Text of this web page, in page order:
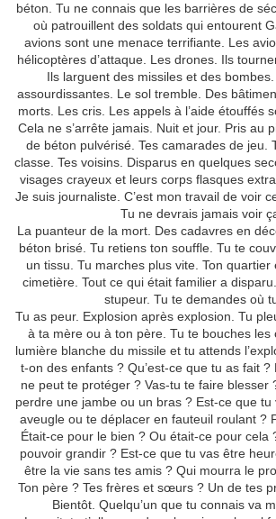
béton. Tu ne connais que les barrières de
où patrouillent des soldats qui entourent
avions sont une menace terrifiante. Les
hélicoptères d’attaque. Les drones. Ils
Ils larguent des missiles et des
assourdissantes. Le sol tremble. Des
morts. Les cris. Les appels à l’aide étouffés
Cela ne s’arrête jamais. Nuit et jour. Pris au
de béton pulvérisé. Tes camarades de jeu.
classe. Tes voisins. Disparus en quelques
visages crayeux et leurs corps flasques
Je suis journaliste. C’est mon travail de voir
Tu ne devrais jamais voir
La puanteur de la mort. Des cadavres en
béton brisé. Tu retiens ton souffle. Tu te
un tissu. Tu marches plus vite. Ton quartier
cimetière. Tout ce qui était familier a
stupeur. Tu te demandes où
Tu as peur. Explosion après explosion. Tu
à ta mère ou à ton père. Tu te bouches les
lumière blanche du missile et tu attends
t-on des enfants ? Qu’est-ce que tu as fait
ne peut te protéger ? Vas-tu te faire blesser
perdre une jambe ou un bras ? Est-ce que
aveugle ou te déplacer en fauteuil roulant ?
Était-ce pour le bien ? Ou était-ce pour cela
pouvoir grandir ? Est-ce que tu vas être
être la vie sans tes amis ? Qui mourra le
Ton père ? Tes frères et sœurs ? Un de tes
Bientôt. Quelqu’un que tu connais va